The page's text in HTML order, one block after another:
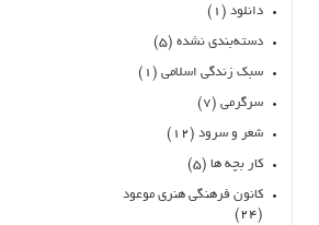
دانلود (۱)
دسته‌بندی نشده (۵)
سبک زندگی اسلامی (۱)
سرگرمی (۷)
شعر و سرود (۱۲)
کار بچه ها (۵)
کانون فرهنگی هنری موعود
(۲۴)